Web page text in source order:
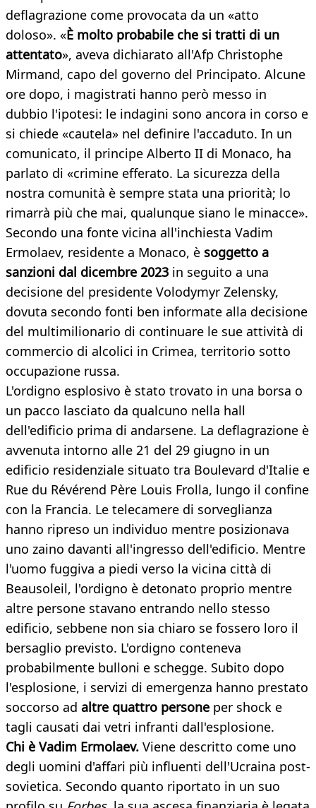
deflagrazione come provocata da un «atto
doloso». «È molto probabile che si tratti di un
attentato», aveva dichiarato all'Afp Christophe
Mirmand, capo del governo del Principato. Alcune
ore dopo, i magistrati hanno però messo in
dubbio l'ipotesi: le indagini sono ancora in corso e
si chiede «cautela» nel definire l'accaduto. In un
comunicato, il principe Alberto II di Monaco, ha
parlato di «crimine efferato. La sicurezza della
nostra comunità è sempre stata una priorità; lo
rimarrà più che mai, qualunque siano le minacce».
Secondo una fonte vicina all'inchiesta Vadim
Ermolaev, residente a Monaco, è soggetto a
sanzioni dal dicembre 2023 in seguito a una
decisione del presidente Volodymyr Zelensky,
dovuta secondo fonti ben informate alla decisione
del multimilionario di continuare le sue attività di
commercio di alcolici in Crimea, territorio sotto
occupazione russa.
L'ordigno esplosivo è stato trovato in una borsa o
un pacco lasciato da qualcuno nella hall
dell'edificio prima di andarsene. La deflagrazione è
avvenuta intorno alle 21 del 29 giugno in un
edificio residenziale situato tra Boulevard d'Italie e
Rue du Révérend Père Louis Frolla, lungo il confine
con la Francia. Le telecamere di sorveglianza
hanno ripreso un individuo mentre posizionava
uno zaino davanti all'ingresso dell'edificio. Mentre
l'uomo fuggiva a piedi verso la vicina città di
Beausoleil, l'ordigno è detonato proprio mentre
altre persone stavano entrando nello stesso
edificio, sebbene non sia chiaro se fossero loro il
bersaglio previsto. L'ordigno conteneva
probabilmente bulloni e schegge. Subito dopo
l'esplosione, i servizi di emergenza hanno prestato
soccorso ad altre quattro persone per shock e
tagli causati dai vetri infranti dall'esplosione.
Chi è Vadim Ermolaev. Viene descritto come uno
degli uomini d'affari più influenti dell'Ucraina post-
sovietica. Secondo quanto riportato in un suo